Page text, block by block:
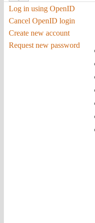
Log in using OpenID
Cancel OpenID login
Create new account
Request new password